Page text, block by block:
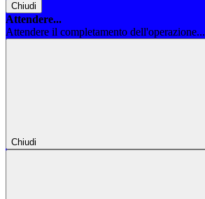
Chiudi
Attendere...
Attendere il completamento dell'operazione...
Chiudi